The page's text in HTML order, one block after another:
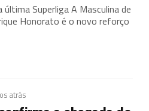
Superliga A Masculina de
Honorato é o novo reforço
atrás